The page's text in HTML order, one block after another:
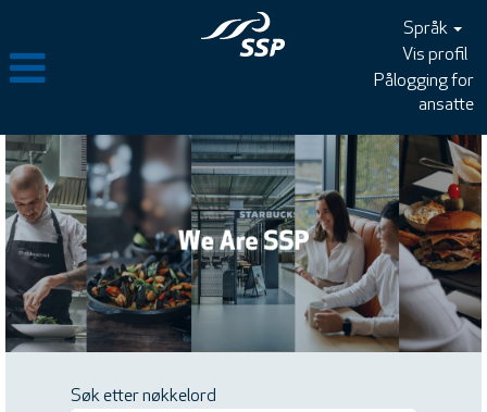
Språk
Vis profil
Pålogging for
ansatte
Søk etter nøkkelord